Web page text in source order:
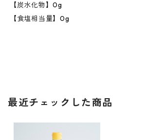
【炭水化物】0g
【食塩相当量】0g
最近チェックした商品